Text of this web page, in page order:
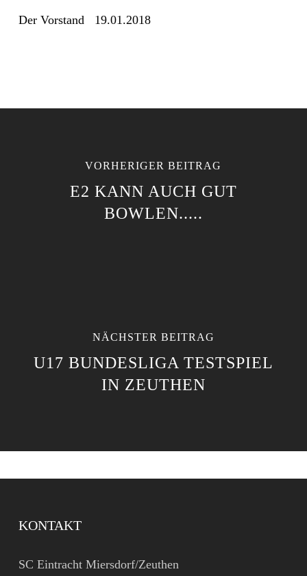
Der Vorstand 19.01.2018
VORHERIGER BEITRAG
E2 KANN AUCH GUT
BOWLEN.....
NÄCHSTER BEITRAG
U17 BUNDESLIGA TESTSPIEL
IN ZEUTHEN
KONTAKT
SC Eintracht Miersdorf/Zeuthen